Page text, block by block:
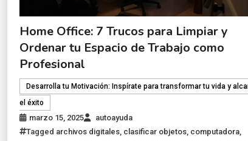
Home Office: 7 Trucos para Limpiar y
Ordenar tu Espacio de Trabajo como
Profesional
Desarrolla tu Motivación: Inspírate para transformar tu vida y
el éxito
marzo 15, 2025
autoayuda
Tagged archivos digitales clasificar objetos computadora